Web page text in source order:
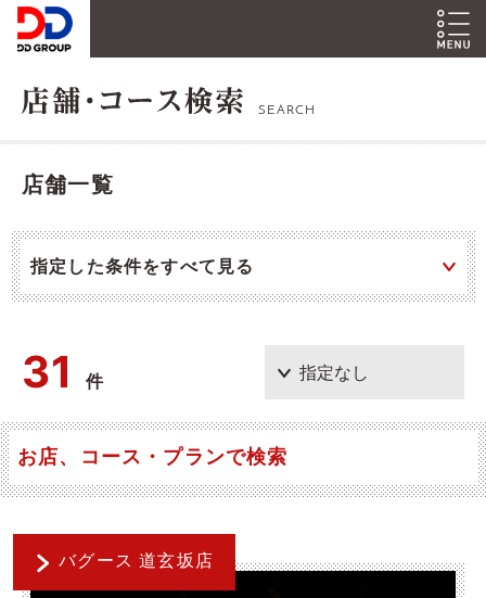
SEARCH
店舗一覧
指定した条件をすべて見る
31 件
お店、コース・プランで検索
バグース 道玄坂店